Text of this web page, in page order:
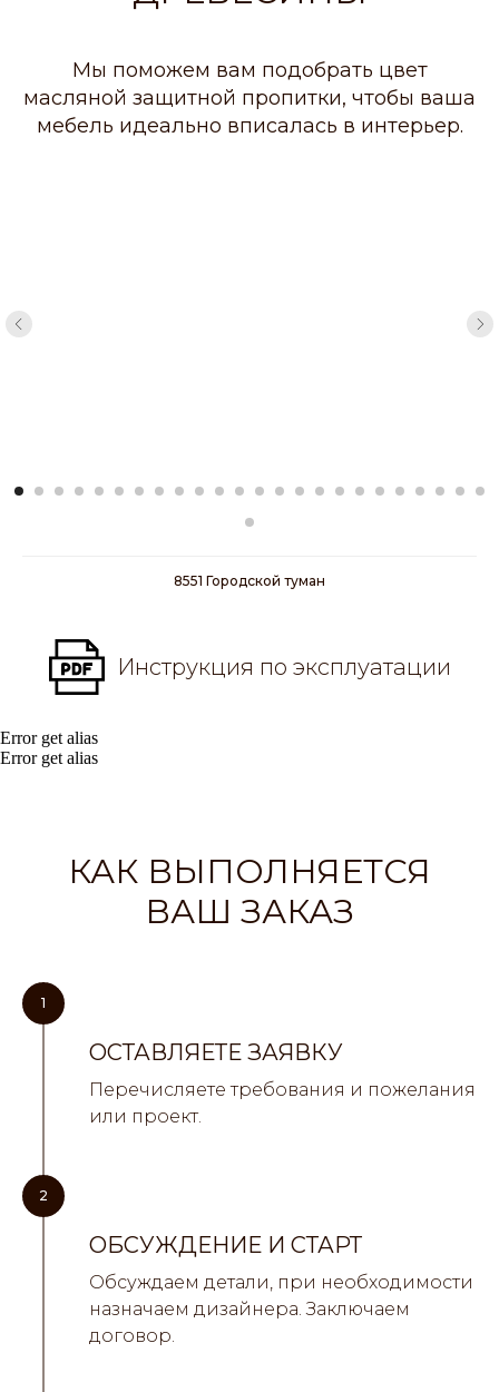
Мы поможем вам подобрать цвет
масляной защитной пропитки, чтобы ваша
мебель идеально вписалась в интерьер.
8551 Городской туман
Инструкция по эксплуатации
Error get alias
Error get alias
КАК ВЫПОЛНЯЕТСЯ
ВАШ ЗАКАЗ
1
ОСТАВЛЯЕТЕ ЗАЯВКУ
Перечисляете требования и пожелания
или проект.
2
ОБСУЖДЕНИЕ И СТАРТ
Обсуждаем детали, при необходимости
назначаем дизайнера. Заключаем
договор.